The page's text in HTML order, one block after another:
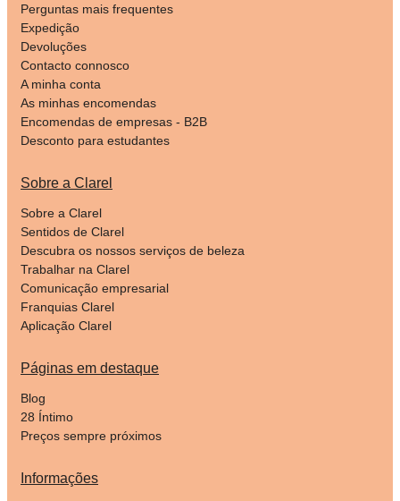
Perguntas mais frequentes
Expedição
Devoluções
Contacto connosco
A minha conta
As minhas encomendas
Encomendas de empresas - B2B
Desconto para estudantes
Sobre a Clarel
Sobre a Clarel
Sentidos de Clarel
Descubra os nossos serviços de beleza
Trabalhar na Clarel
Comunicação empresarial
Franquias Clarel
Aplicação Clarel
Páginas em destaque
Blog
28 Íntimo
Preços sempre próximos
Informações